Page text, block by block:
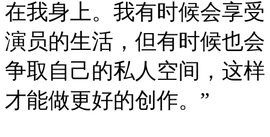
在我身上。我有时候会享受
演员的生活，但有时候也会
争取自己的私人空间，这样
才能做更好的创作。”